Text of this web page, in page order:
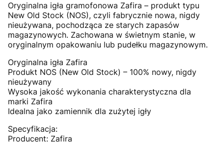
Oryginalna igła gramofonowa Zafira – produkt typu
New Old Stock (NOS), czyli fabrycznie nowa, nigdy
nieużywana, pochodząca ze starych zapasów
magazynowych. Zachowana w świetnym stanie, w
oryginalnym opakowaniu lub pudełku magazynowym.
Oryginalna igła Zafira
Produkt NOS (New Old Stock) – 100% nowy, nigdy
nieużywany
Wysoka jakość wykonania charakterystyczna dla
marki Zafira
Idealna jako zamiennik dla zużytej igły
Specyfikacja:
Producent: Zafira